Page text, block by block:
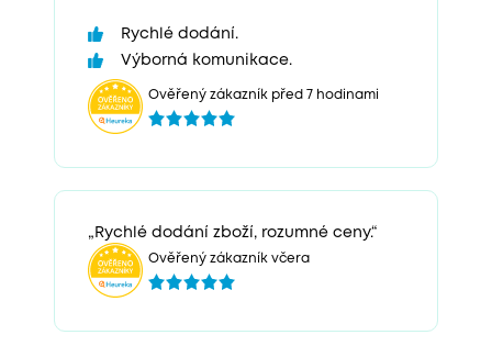
Rychlé dodání.
Výborná komunikace.
Ověřený zákazník před 7 hodinami
„Rychlé dodání zboží, rozumné ceny.“
Ověřený zákazník včera